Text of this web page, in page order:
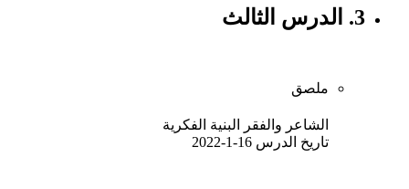
3. الدرس الثالث
ملصق
الشاعر والفقر البنية الفكرية
تاريخ الدرس 16-1-2022